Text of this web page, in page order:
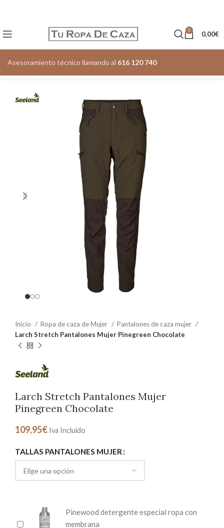
0 0,00€
Asesoramiento técnico llamando al 616 120 740
Inicio Ropa de caza de Mujer
Pantalones de caza mujer
Larch Stretch Pantalones Mujer Pinegreen Chocolate
Larch Stretch Pantalones Mujer
Pinegreen Chocolate
109,95€ Iva Incluido
TALLAS PANTALONES MUJER
Pinewood detergente especial ropa con
membrana